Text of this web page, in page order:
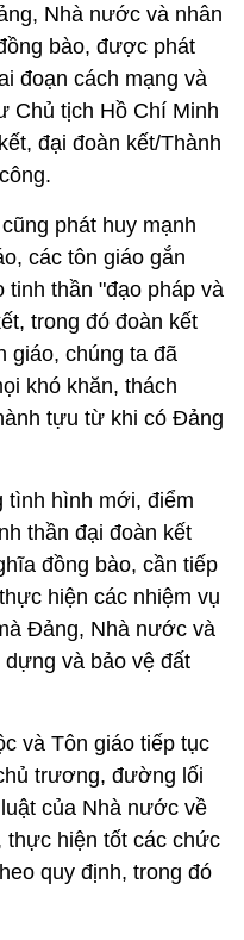
Nhà nước và nhân
bào, được phát
đoạn cách mạng và
Chủ tịch Hồ Chí Minh
đại đoàn kết/Thành
phát huy mạnh
các tôn giáo gắn
thần "đạo pháp và
trong đó đoàn kết
giáo, chúng ta đã
khó khăn, thách
tựu từ khi có Đảng
tình hình mới, điểm
thần đại đoàn kết
đồng bào, cần tiếp
hiện các nhiệm vụ
Đảng, Nhà nước và
và bảo vệ đất
và Tôn giáo tiếp tục
trương, đường lối
của Nhà nước về
thực hiện tốt các chức
quy định, trong đó